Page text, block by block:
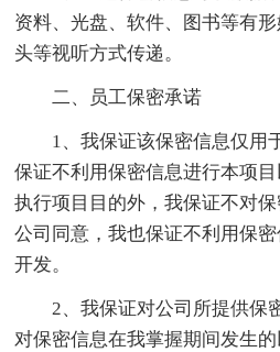
资料、光盘、软件、图书等有
头等视听方式传递。
二、员工保密承诺
1、我保证该保密信息仅用
保证不利用保密信息进行本项
执行项目目的外，我保证不对
公司同意，我也保证不利用保
开发。
2、我保证对公司所提供保
对保密信息在我掌握期间发生